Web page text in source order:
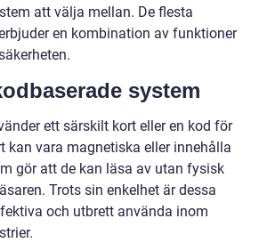
att välja mellan. De flesta
en kombination av funktioner
system
ett särskilt kort eller en kod för
kan vara magnetiska eller innehålla
gör att de kan läsa av utan fysisk
Trots sin enkelhet är dessa
och utbrett använda inom